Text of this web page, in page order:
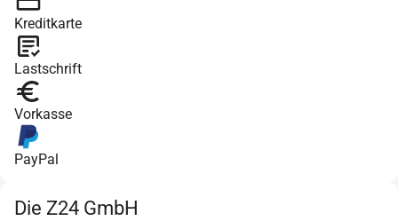
Kreditkarte
Lastschrift
Vorkasse
PayPal
Die Z24 GmbH